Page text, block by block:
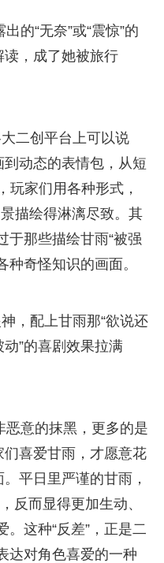
的“无奈”或“震惊”的
读，成了她被旅行
二创平台上可以说
到动态的表情包，从短
玩家们用各种形式，
描绘得淋漓尽致。其
于那些描绘甘雨“被强
种奇怪知识的画面。
，配上甘雨那“欲说还
”的喜剧效果拉满
恶意的抹黑，更多的是
们喜爱甘雨，才愿意花
平日里严谨的甘雨，
反而显得更加生动、
这种“反差”，正是二
达对角色喜爱的一种